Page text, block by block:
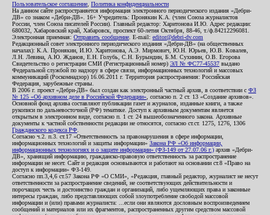
Пользовательское соглашение Политика конфиденциальности
На данном сайте распространяется информация электронного периодического издания «Дебри-
ДВ» со знаком «Дебри-ДВ». 16+ Учредитель: Пронякин К.А. (член Союза журналистов
России, член Союза писателей России). Главный редактор: Харитонова И.Ю. Адрес редакции:
680032, Хабаровский край, Хабаровск, проспект 60-летия Октября, 88-46, т./ф.84212296081.
Электронная приемная: Отправить сообщение . E-mail: editor@debri-dv.com
Редакционный совет электронного периодического издания «Дебри-ДВ» (на общественных
началах): К.А. Пронякин, И.Ю. Харитонова, А.Э. Мирмович, Ю.Н. Юрьев, Ю.В. Ковалев,
Л.Н. Левина, А.Ю. Жданов, Е.Н. Голубь, С.Н. Бурындин, Б.М. Сухинин, О.В. Егорова
Свидетельство о регистрации СМИ (Регистрационный номер) ЭЛ № ФС77-45537 выдано
Федеральной службой по надзору в сфере связи, информационных технологий и массовых
коммуникаций (Роскомнадзор) 16.06.2011 г. Территория распространения: Российская
Федерация, зарубежные страны.
В 2006 г. проект «Дебри-ДВ» был создан как электронный частный архив, в соответствии с ФЗ
№ 125 «Об архивном деле в Российской Федерации» , согласно п. 2 ст. 13 «Создание архивов».
Основной фонд архива составляют публикации газет и журналов, изданные книги, а также
рукописи по дальневосточной (РФ) тематике. Доступ к архивным документам является
открытым в электронном виде, согласно п. 1 ст. 24 вышеобозначенного закона. Архивные
документы к частной собственности редакции не относятся, согласно ст.ст. 1275, 1276, 1306
Гражданского кодекса РФ
Согласно ч.2. п.3. ст.17 «Ответственность за правонарушения в сфере информации,
информационных технологий и защиты информации» Закона РФ «Об информации,
информационных технологиях и о защите информации» (ФЗ-149 от 27.07.06 г.) архив «Дебри-
ДВ», хранящий информацию, гражданско-правовую ответственность за распространение
информации не несет. Сайт и редакция основываются и работают на основании ст.8 «Право на
доступ к информации» ФЗ-149.
Согласно пп.3,4,6 ст.57 Закона РФ «О СМИ», «Редакция, главный редактор, журналист не несут
ответственности за распространение сведений, не соответствующих действительности и
порочащих честь и достоинство граждан и организаций, либо ущемляющих права и законные
интересы граждан, либо представляющих собой злоупотребление свободой массовой
информации и (или) правами журналиста: ...если они являются дословным воспроизведением
сообщений и материалов или их фрагментов, распространенных другим средством массовой